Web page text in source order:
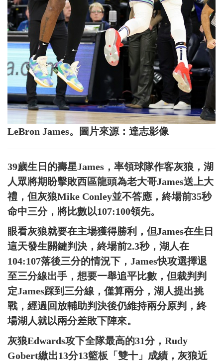
LeBron James。圖片來源：達志影像
39歲生日的壽星James，率領球隊作客灰狼，湖
人眾將期盼擊敗西區龍頭為老大哥James送上大
禮，但灰狼Mike Conley並不答應，終場前35秒
命中三分，將比數以107:100領先。
眼看灰狼就要在主場獲得勝利，但James在生日
這天發生關鍵判決，終場前2.3秒，湖人在
104:107落後三分的情況下，James快攻選擇退
至三分線出手，想要一舉追平比數，但裁判判
定James踩到三分線，僅算兩分，湖人提出挑
戰，經過回放輔助判決後仍維持兩分原判，終
場湖人就以兩分差敗下陣來。
灰狼Edwards攻下全隊最高的31分，Rudy
Gobert繳出13分13籃板「雙十」成績，灰狼近